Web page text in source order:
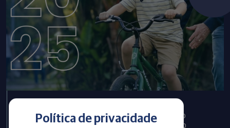
Política de privacidade
Infraprev publica Relatório
Anual com informações do